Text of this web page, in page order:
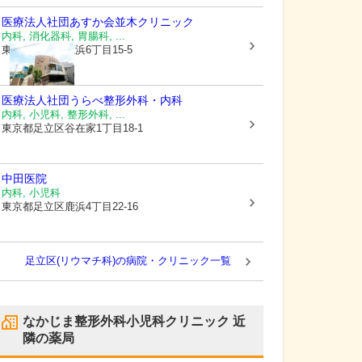
医療法人社団あすか会並木クリニック
内科, 消化器科, 胃腸科, ...
東京都足立区
鹿浜6丁目15-5
医療法人社団 うらべ整形外科・内科
内科, 小児科, 整形外科, ...
東京都足立区谷在家1丁目18-1
中田医院
内科, 小児科
東京都足立区鹿浜4丁目22-16
足立区(リウマチ科)の病院・クリニック一覧
なかじま整形外科小児科クリニック 近
隣の薬局